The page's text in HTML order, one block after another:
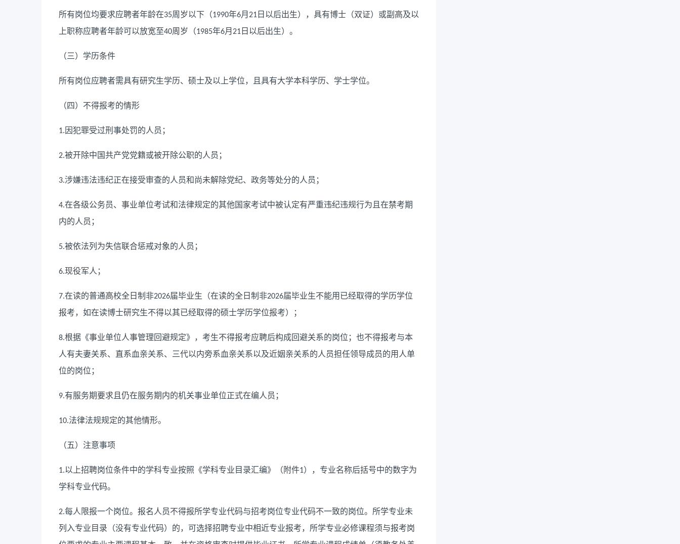
所有岗位均要求应聘者年龄在35周岁以下（1990年6月 21 日以后出生），具有博士（双证）或副高及以
上职称应聘者年龄可以放宽至40周岁（1985年6月 21 日以后出生）。
（三）学历条件
所有岗位应聘者需具有研究生学历、硕士及以上学位，且具有大学本科学历、学士学位。
（四）不得报考的情形
1. 因犯罪受过刑事处罚的人员；
2.被开除中国共产党党籍或被开除公职的人员；
3.涉嫌违法违纪正在接受审查的人员和尚未解除党纪、政务等处分的人员；
4.在各级公务员、事业单位考试和法律规定的其他国家考试中被认定有严重违纪违规行为且在禁考期
内的人员；
5.被依法列为失信联合惩戒对象的人员；
6.现役军人；
7.在读的普通高校全日制非2026届毕业生（在读的全日制非2026届毕业生不能用已经取得的学历学位
报考，如在读博士研究生不得以其已经取得的硕士学历学位报考）；
8.根据《事业单位人事管理回避规定》，考生不得报考应聘后构成回避关系的岗位；也不得报考与本
人有夫妻关系、直系血亲关系、三代以内旁系血亲关系以及近姻亲关系的人员担任领导成员的用人单
位的岗位；
9.有服务期要求且仍在服务期内的机关事业单位正式在编人员；
10.法律法规规定的其他情形。
（五）注意事项
1.以上招聘岗位条件中的学科专业按照《学科专业目录汇编》（附件1），专业名称后括号中的数字为
学科专业代码。
2.每人限报一个岗位。报名人员不得报所学专业代码与招考岗位专业代码不一致的岗位。所学专业未
列入专业目录（没有专业代码）的，可选择招聘专业中相近专业报考，所学专业必修课程须与报考岗